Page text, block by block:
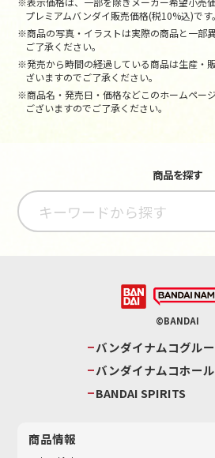
プレミアムバンダイ販売価格(税10%込)です。
※商品の写真・イラストは実際の商品と一部
ご了承ください。
※発売から時間の経過している商品は生産・
ざいますのでご了承ください。
※商品名・発売日・価格などこのホームペー
ございますのでご了承ください。
商品を探す
©BANDAI
バンダイナムコグル
バンダイナムコホー
BANDAI SPIRITS
商品情報